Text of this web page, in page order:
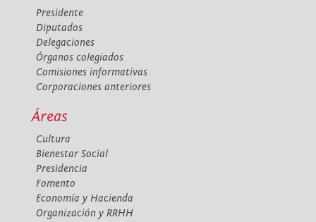
Presidente
Diputados
Delegaciones
Órganos colegiados
Comisiones informativas
Corporaciones anteriores
Áreas
Cultura
Bienestar Social
Presidencia
Fomento
Economía y Hacienda
Organización y RRHH